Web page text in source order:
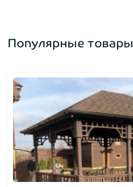
Популярные товары